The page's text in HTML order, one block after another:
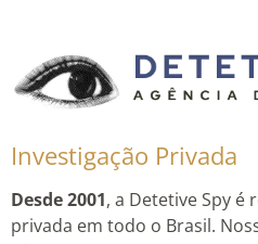
Investigação Privada
Desde 2001, a Detetive Spy é
privada em todo o Brasil.